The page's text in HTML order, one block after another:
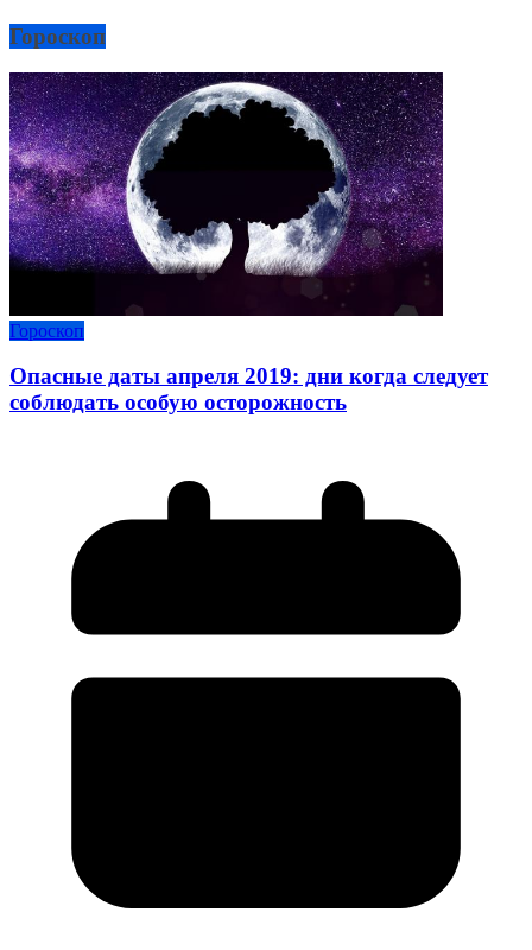
Гороскоп
Гороскоп
Опасные даты апреля 2019: дни когда следует
соблюдать особую осторожность